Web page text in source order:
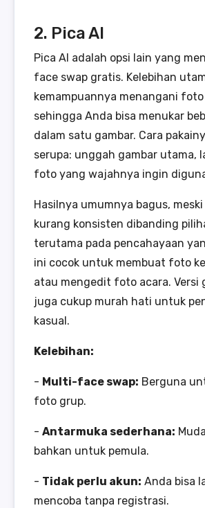
2. Pica AI
Pica AI adalah opsi lain yang
face swap gratis. Kelebihan
kemampuannya menangani
sehingga Anda bisa menukar
dalam satu gambar. Cara
serupa: unggah gambar utama,
foto yang wajahnya ingin
Hasilnya umumnya bagus,
kurang konsisten dibanding
terutama pada pencahayaan
ini cocok untuk membuat foto
atau mengedit foto acara. Versi
juga cukup murah hati untuk
kasual.
Kelebihan:
- Multi-face swap: Berguna
foto grup.
- Antarmuka sederhana:
bahkan untuk pemula.
- Tidak perlu akun: Anda bisa
mencoba tanpa registrasi.